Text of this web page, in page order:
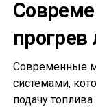
прогрев
Современные
системами,
подачу